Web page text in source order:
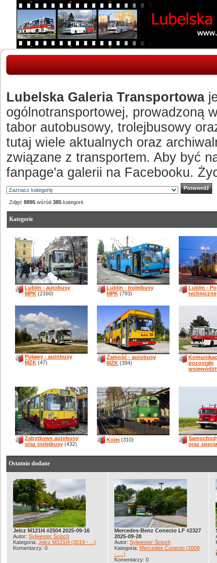
Lubelska Galeria Transportowa
ogólnotransportowej, prowadzoną
tabor autobusowy, trolejbusowy
tutaj wiele aktualnych oraz
związane z transportem. Aby być
fanpage'a galerii na Facebooku.
Zdjęć 8895 wśród 385 kategorii.
Kategorie
Lublin - autobusy
MPK (2160)
Lublin - trolejbusy
MPK (793)
Lublin -
techniczne
Puławy - autobusy
MZK (47)
Zamość - autobusy
MZK (394)
pozostałe
Zabytkowe autobusy
oraz trolejbusy (432)
Kolej (310)
oraz
Ostatnio dodane
Jelcz M121I4 #2504 2025-09-16
Autor: Sylwester Ścioch
Kategoria: Jelcz M121I4 (2019 - ...)
Komentarzy: 0
Mercedes-Benz Conecto LF #2327
2025-09-28
Autor: Sylwester Ścioch
Kategoria: Mercedes Conecto (2009
- ....)
Komentarzy: 0